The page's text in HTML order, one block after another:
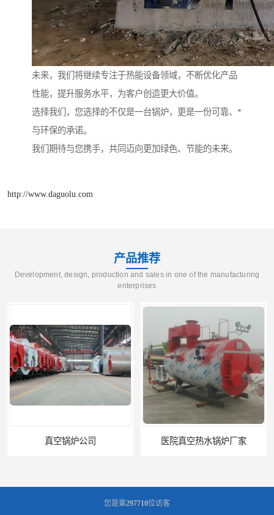
未来，我们将继续专注于热能设备领域，不断优化产品
性能，提升服务水平，为客户创造更大价值。
选择我们，您选择的不仅是一台锅炉，更是一份可靠、*
与环保的承诺。
我们期待与您携手，共同迈向更加绿色、节能的未来。
http://www.daguolu.com
产品推荐
Development, design, production and sales in one of the manufacturing
enterprises
医院真空热水锅炉厂家 养殖真空热水锅炉厂商
您是第297710位访客